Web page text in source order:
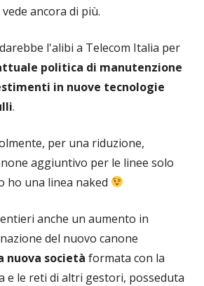
ancora di più.
l'alibi a Telecom Italia per
politica di manutenzione
in nuove tecnologie
.
per una riduzione,
aggiuntivo per le linee solo
ho una linea naked
anche un aumento in
del nuovo canone
nuova società formata con la
e le reti di altri gestori, posseduta